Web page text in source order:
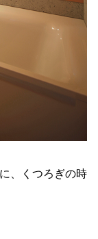
、くつろぎの時